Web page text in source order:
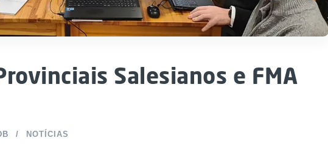
Salesianos e FMA
NOTÍCIAS